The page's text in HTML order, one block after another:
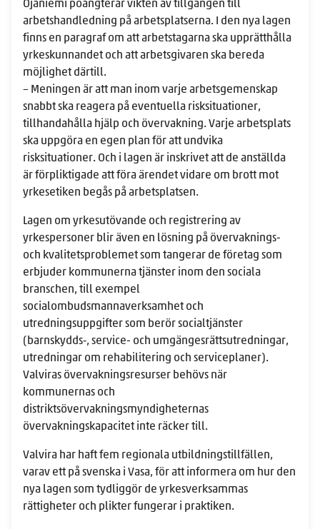
Ojaniemi poängterar vikten av tillgången till
arbetshandledning på arbetsplatserna. I den nya lagen
finns en paragraf om att arbetstagarna ska upprätthålla
yrkeskunnandet och att arbetsgivaren ska bereda
möjlighet därtill.
– Meningen är att man inom varje arbetsgemenskap
snabbt ska reagera på eventuella risksituationer,
tillhandahålla hjälp och övervakning. Varje arbetsplats
ska uppgöra en egen plan för att undvika
risksituationer. Och i lagen är inskrivet att de anställda
är förpliktigade att föra ärendet vidare om brott mot
yrkesetiken begås på arbetsplatsen.
Lagen om yrkesutövande och registrering av
yrkespersoner blir även en lösning på övervaknings-
och kvalitetsproblemet som tangerar de företag som
erbjuder kommunerna tjänster inom den sociala
branschen, till exempel
socialombudsmannaverksamhet och
utredningsuppgifter som berör socialtjänster
(barnskydds‑, service- och umgängesrättsutredningar,
utredningar om rehabilitering och serviceplaner).
Valviras övervakningsresurser behövs när
kommunernas och
distriktsövervakningsmyndigheternas
övervakningskapacitet inte räcker till.
Valvira har haft fem regionala utbildningstillfällen,
varav ett på svenska i Vasa, för att informera om hur den
nya lagen som tydliggör de yrkesverksammas
rättigheter och plikter fungerar i praktiken.